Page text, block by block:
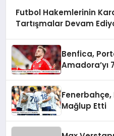
Futbol Hakemlerinin
Tartışmalar Devam
Benfica,
Amadora’yı
Fenerbahçe,
Mağlup Etti